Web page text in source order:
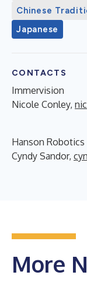
Chinese
Japanese
CONTACTS
Immervision
Nicole Conley,
Hanson Robotics
Cyndy Sandor,
More